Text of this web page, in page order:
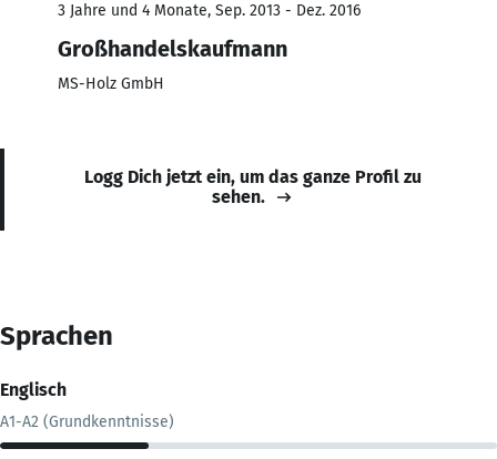
3 Jahre und 4 Monate, Sep. 2013 - Dez. 2016
Großhandelskaufmann
MS-Holz GmbH
Logg Dich jetzt ein, um das ganze Profil zu
sehen.
Sprachen
Englisch
A1-A2 (Grundkenntnisse)